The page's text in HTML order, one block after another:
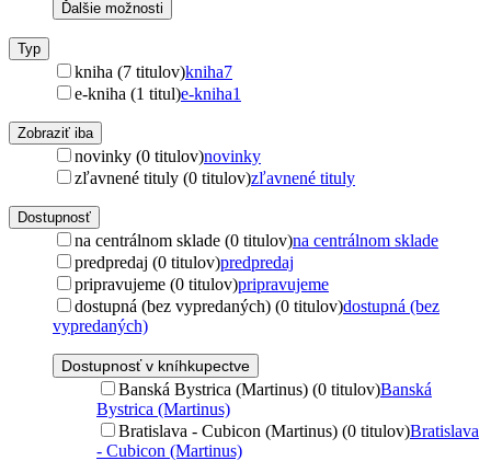
Ďalšie možnosti
Typ
kniha (7 titulov)kniha7
e-kniha (1 titul)e-kniha1
Zobraziť iba
novinky (0 titulov)novinky
zľavnené tituly (0 titulov)zľavnené tituly
Dostupnosť
na centrálnom sklade (0 titulov)na centrálnom sklade
predpredaj (0 titulov)predpredaj
pripravujeme (0 titulov)pripravujeme
dostupná (bez vypredaných) (0 titulov)dostupná (bez
vypredaných)
Dostupnosť v kníhkupectve
Banská Bystrica (Martinus) (0 titulov)Banská
Bystrica (Martinus)
Bratislava - Cubicon (Martinus) (0 titulov)Bratislava
- Cubicon (Martinus)